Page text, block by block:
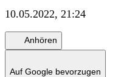
10.05.2022, 21:24
Anhören
Auf Google bevorzugen